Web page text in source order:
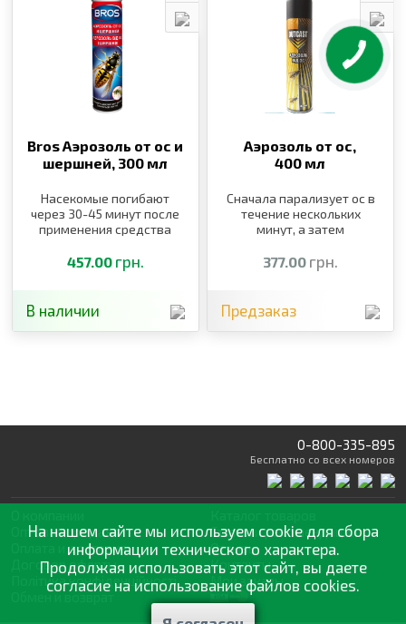
Bros Аэрозоль от ос и
шершней, 300 мл
Насекомые погибают
через 30-45 минут после
применения средства
457.00 грн.
В наличии
Аэрозоль от ос,
400 мл
Сначала парализует ос в
течение нескольких
минут, а затем
377.00 грн.
Предзаказ
0-800-335-895
Бесплатно со всех номеров
Оптовая продажа
Оплата и доставка
Договор оферты
Політика конфіденційності
Обмен и возврат
Статьии рекомендации
Отзывы
Контакты
Мои заказы
На нашем сайте мы используем cookie для сбора
информации технического характера.
Продолжая использовать этот сайт, вы даете
согласие на использование файлов cookies.